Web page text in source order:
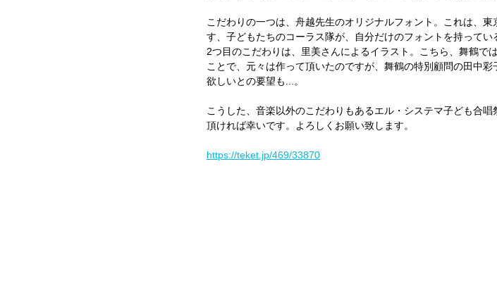
こだわりの一つは、舟越先生のオリジナルフォント。これは、
す、子どもたちのコーラス隊が、自分だけのフォントを持ってい
2つ目のこだわりは、里美さんによるイラスト。こちら、舞鶴で
ことで、元々は作って頂いたのですが、舞鶴の特別顧問の田中
欲しいとの要望も...。
こうした、音楽以外のこだわりもあるエル・システマ子ども合
頂ければ幸いです。よろしくお願い致します。
https://teket.jp/469/33870